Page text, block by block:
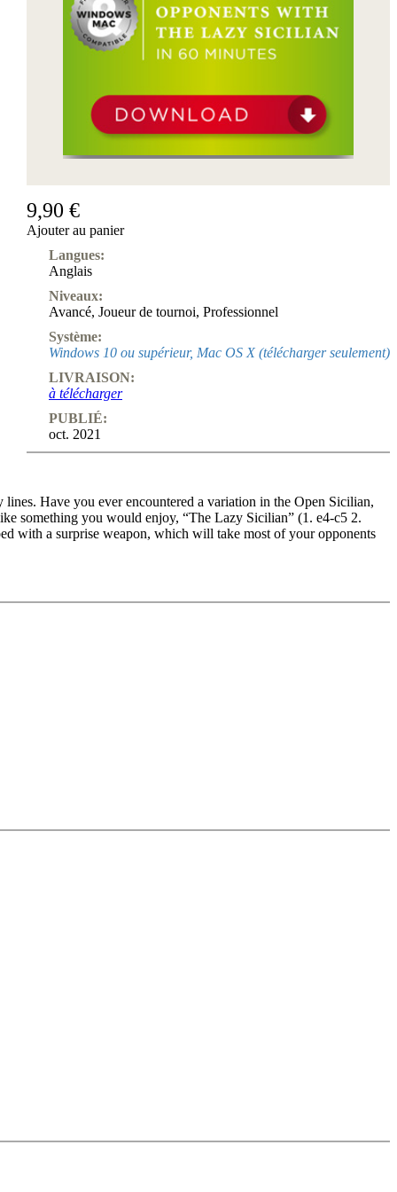
9,90 €
Ajouter au panier
Langues:
Anglais
Niveaux:
Avancé, Joueur de tournoi, Professionnel
Système:
Windows 10 ou supérieur, Mac OS X (télécharger seulement)
LIVRAISON:
à télécharger
PUBLIÉ:
oct. 2021
Have you ever encountered a variation in the Open Sicilian,
something you would enjoy, “The Lazy Sicilian” (1. e4-c5 2.
with a surprise weapon, which will take most of your opponents
Produits
pour
débutants
Magazine
Extra
Abonnement
Ludwig